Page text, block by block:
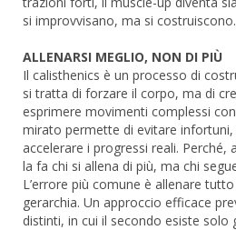
si improvvisano, ma si costruiscono.
ALLENARSI MEGLIO, NON DI PIÙ
Il calisthenics è un processo di
si tratta di forzare il corpo, ma di
esprimere movimenti complessi
mirato permette di evitare infortuni,
accelerare i progressi reali. Perché,
la fa chi si allena di più, ma chi
L’errore più comune è allenare
gerarchia. Un approccio efficace
distinti, in cui il secondo esiste solo